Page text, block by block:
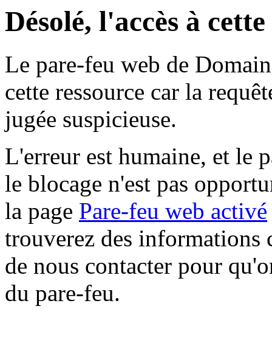
Désolé, l'accès à
Le pare-feu web de
cette ressource car la
jugée suspicieuse.
L'erreur est humaine, et le
le blocage n'est pas
la page Pare-feu web activé
trouverez des informations
de nous contacter pour
du pare-feu.